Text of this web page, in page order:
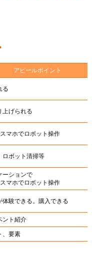
アピールポイント
る
上げられる
マホでロボット操作
ロボット清掃等
ーションで
マホでロボット操作
体験できる。購入できる
ント紹介
、要素